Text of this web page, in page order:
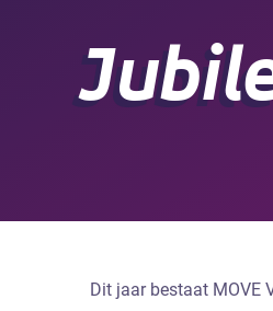
Dit jaar bestaat MOVE